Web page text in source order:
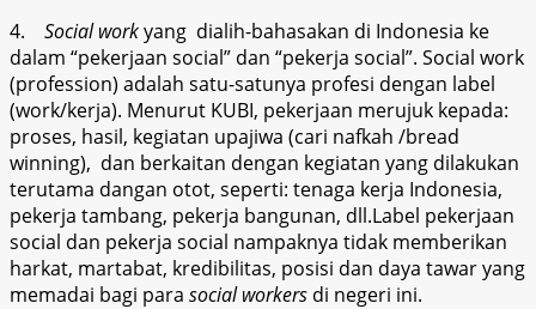
4. Social workyang dialih-bahasakan di Indonesia ke
dalam “pekerjaan social” dan “pekerja social”. Social work
(profession) adalah satu-satunya profesi dengan label
(work/kerja). Menurut KUBI, pekerjaan merujuk kepada:
proses, hasil, kegiatan upajiwa (cari nafkah /bread
winning), dan berkaitan dengan kegiatan yang dilakukan
terutama dangan otot, seperti: tenaga kerja Indonesia,
pekerja tambang, pekerja bangunan, dll.Label pekerjaan
social dan pekerja social nampaknya tidak memberikan
harkat, martabat, kredibilitas, posisi dan daya tawar yang
memadai bagi para social workers di negeri ini.